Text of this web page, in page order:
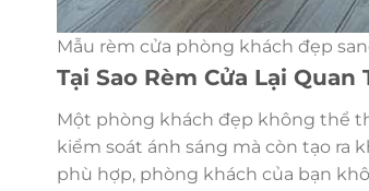
Mẫu rèm cửa phòng khách đẹp
Tại Sao Rèm Cửa Lại
Một phòng khách đẹp không thể
kiểm soát ánh sáng mà còn tạo ra
phù hợp, phòng khách của bạn